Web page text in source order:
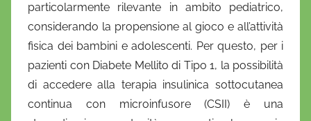
particolarmente rilevante in ambito pediatrico,
considerando la propensione al gioco e all’attività
fisica dei bambini e adolescenti. Per questo, per i
pazienti con Diabete Mellito di Tipo 1, la possibilità
di accedere alla terapia insulinica sottocutanea
continua con microinfusore (CSII) è una